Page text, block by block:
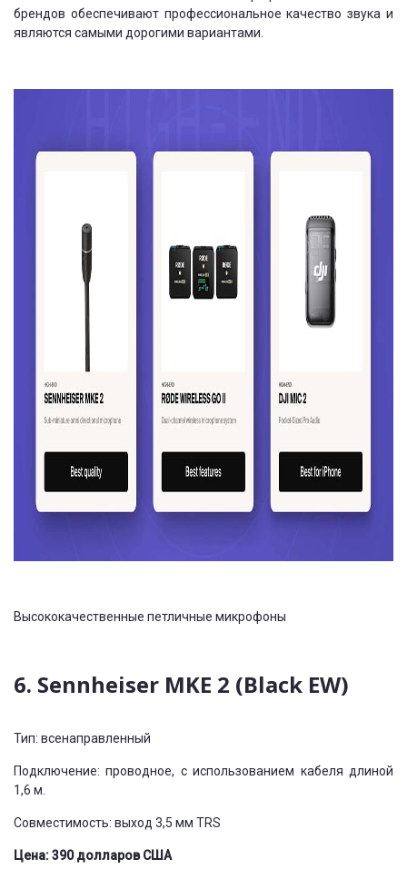
брендов обеспечивают профессиональное качество звука и
являются самыми дорогими вариантами.
Высококачественные петличные микрофоны
6. Sennheiser MKE 2 (Black EW)
Тип: всенаправленный
Подключение: проводное, с использованием кабеля длиной
1,6 м.
Совместимость: выход 3,5 мм TRS
Цена: 390 долларов США